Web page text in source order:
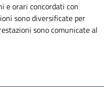
e orari concordati con
sono diversificate per
sono comunicate al